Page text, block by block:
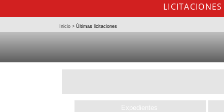
LICITACIONES
Inicio > Últimas licitaciones
Expedientes